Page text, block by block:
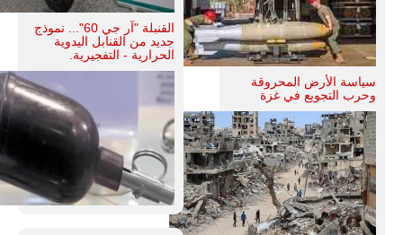
سياسة الأرض المحروقة
وحرب التجويع في غزة
القنبلة "آر جي 60"... نموذج
جديد من القنابل اليدوية
الحرارية - التفجيرية.